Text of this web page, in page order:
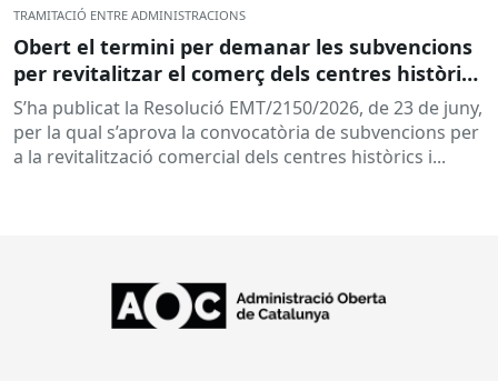
TRAMITACIÓ ENTRE ADMINISTRACIONS
Obert el termini per demanar les subvencions
per revitalitzar el comerç dels centres històrics
i eixos comercials de Catalunya
S’ha publicat la Resolució EMT/2150/2026, de 23 de juny,
per la qual s’aprova la convocatòria de subvencions per
a la revitalització comercial dels centres històrics i...